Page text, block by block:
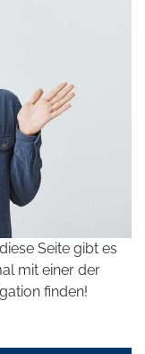
Seite gibt es
mit einer der
finden!